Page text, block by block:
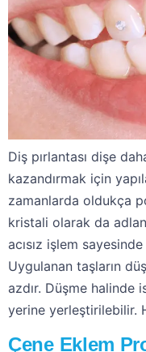
Diş pırlantası dişe
kazandırmak için
zamanlarda oldukça
kristali olarak da
acısız işlem
Uygulanan taşların
azdır. Düşme halinde
yerine yerleştirilebilir.
Çene Eklem